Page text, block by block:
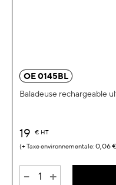
OE 0145BL
Baladeuse rechargeable
19 € HT
0,06
- +